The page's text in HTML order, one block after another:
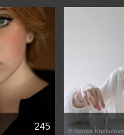
245 © Natalia Kholodova